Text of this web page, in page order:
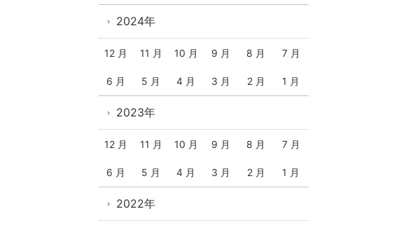
2024年
12 月 11 月 10 月 9 月 8 月 7 月
6 月 5 月 4 月 3 月 2 月 1 月
2023年
12 月 11 月 10 月 9 月 8 月 7 月
6 月 5 月 4 月 3 月 2 月 1 月
2022年